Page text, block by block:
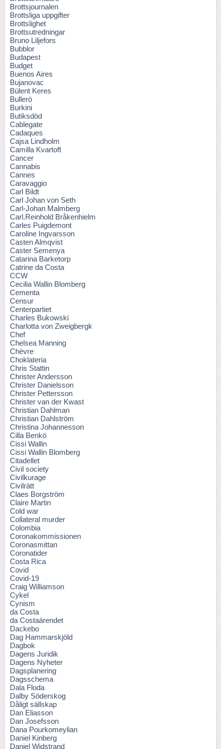
Brottsjournalen
Brottsliga uppgifter
Brottslighet
Brottsutredningar
Bruno Liljefors
Bubblor
Budapest
Budget
Buenos Aires
Bujanovac
Bülent Keres
Bullerö
Burkini
Butiksdöd
Cablegate
Cadaques
Cajsa Lindholm
Camilla Kvartoft
Cancer
Cannabis
Cannes
Caravaggio
Carl Bildt
Carl Johan von Seth
Carl-Johan Malmberg
Carl.Reinhold Bråkenhielm
Carles Puigdemont
Caroline Ingvarsson
Casten Almqvist
Caster Semenya
Catarina Barketorp
Catrine da Costa
CCW
Cecilia Wallin Blomberg
Cementa
Censur
Centerpartiet
Charles Bukowski
Charlotta von Zweigbergk
Chef
Chelsea Manning
Chèvre
Choklateria
Chris Stattin
Christer Andersson
Christer Danielsson
Christer Pettersson
Christer van der Kwast
Christian Dahlman
Christian Dahlström
Christina Johannesson
Cilla Benkö
Cissi Wallin
Cissi Wallin Blomberg
Citadellet
Civil society
Civilkurage
Civilrätt
Claes Borgström
Claire Martin
Cold war
Collateral murder
Colombia
Coronakommissionen
Coronasmittan
Coronatider
Costa Rica
Covid
Covid-19
Craig Williamson
Cykel
Cynism
da Costa
da Costaärendet
Dackebo
Dag Hammarskjöld
Dagbok
Dagens Juridik
Dagens Nyheter
Dagsplanering
Dagsschema
Dala Floda
Dalby Söderskog
Dåligt sällskap
Dan Eliasson
Dan Josefsson
Dana Pourkomeylian
Daniel Kinberg
Daniel Widstrand